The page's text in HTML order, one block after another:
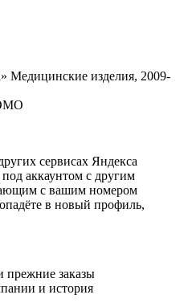
изделия, 2009-
сервисах Яндекса
аккаунтом с другим
с вашим номером
в новый профиль,
прежние заказы
и история